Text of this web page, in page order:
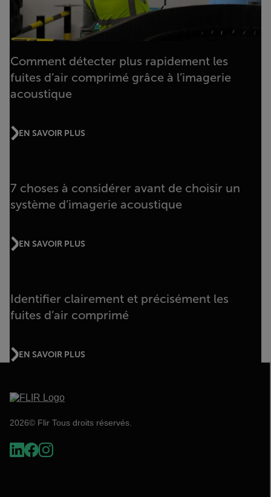
Comment détecter plus rapidement les
fuites d’air comprimé grâce à l’imagerie
acoustique
EN SAVOIR PLUS
7 choses à considérer avant de choisir un
système d’imagerie acoustique
EN SAVOIR PLUS
Identifier clairement et précisément les
fuites d’air comprimé
EN SAVOIR PLUS
2026© Flir Tous droits réservés.